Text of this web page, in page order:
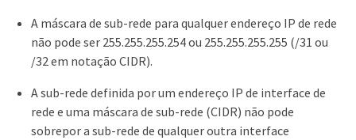
A máscara de sub-rede para qualquer endereço IP de rede
não pode ser 255.255.255.254 ou 255.255.255.255 (/31 ou
/32 em notação CIDR).
A sub-rede definida por um endereço IP de interface de
rede e uma máscara de sub-rede (CIDR) não pode
sobrepor a sub-rede de qualquer outra interface